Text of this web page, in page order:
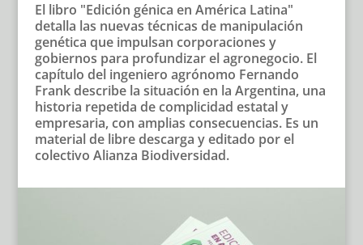
El libro "Edición génica en América Latina"
detalla las nuevas técnicas de manipulación
genética que impulsan corporaciones y
gobiernos para profundizar el agronegocio. El
capítulo del ingeniero agrónomo Fernando
Frank describe la situación en la Argentina, una
historia repetida de complicidad estatal y
empresaria, con amplias consecuencias. Es un
material de libre descarga y editado por el
colectivo Alianza Biodiversidad.